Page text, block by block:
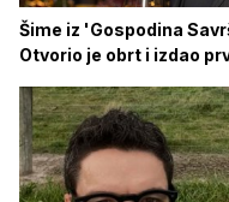
Šime iz 'Gospodina
Otvorio je obrt i izdao